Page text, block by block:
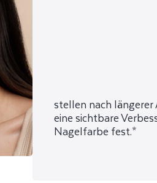
stellen nach längerer
eine sichtbare
Nagelfarbe fest.*